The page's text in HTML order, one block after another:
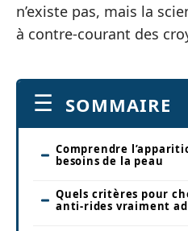
n’existe pas, mais la
à contre-courant des
SOMMAIRE
Comprendre
besoins de la peau
Quels critères pour
anti-rides vraiment